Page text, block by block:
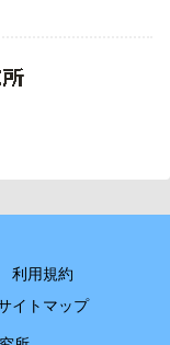
利用規約
イトマップ